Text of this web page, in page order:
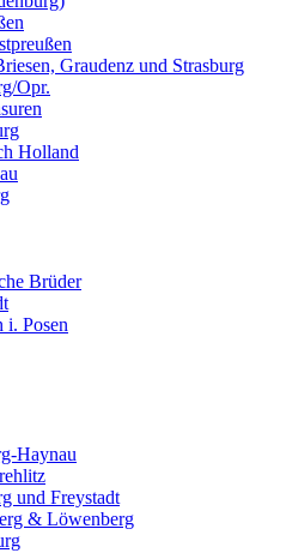
Graudenz und Strasburg
Opr.
Holland
Brüder
i. Posen
Haynau
und Freystadt
& Löwenberg